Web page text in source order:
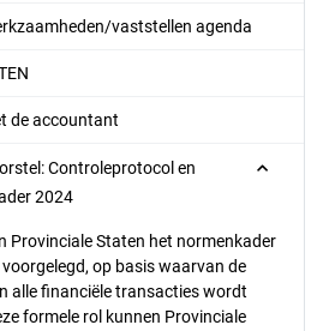
vaststellen agenda
de accountant
Controleprotocol en
2024
Provinciale Staten het normenkader
op basis waarvan de
alle financiële transacties wordt
formele rol kunnen Provinciale